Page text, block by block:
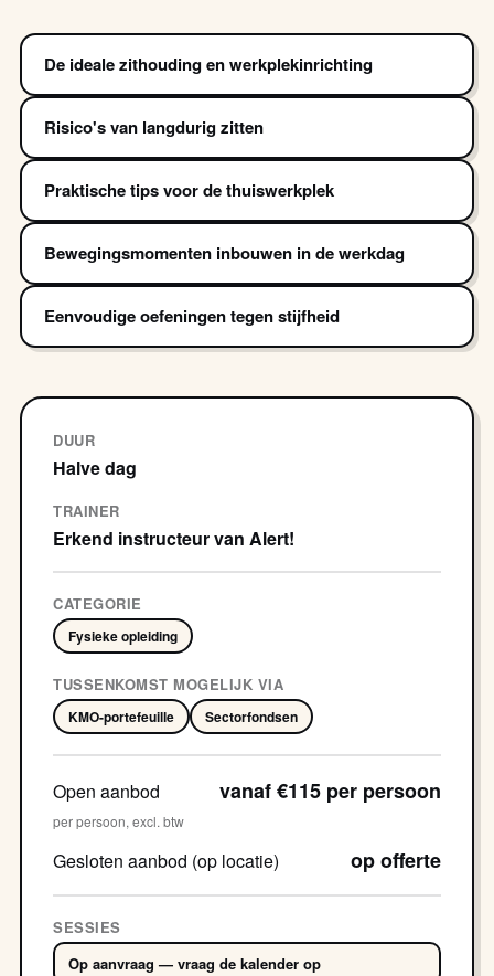
De ideale zithouding en werkplekinrichting
Risico's van langdurig zitten
Praktische tips voor de thuiswerkplek
Bewegingsmomenten inbouwen in de werkdag
Eenvoudige oefeningen tegen stijfheid
DUUR
Halve dag
TRAINER
Erkend instructeur van Alert!
CATEGORIE
Fysieke opleiding
TUSSENKOMST MOGELIJK VIA
KMO-portefeuille Sectorfondsen
Open aanbod vanaf €115 per persoon
per persoon, excl. btw
Gesloten aanbod (op locatie) op offerte
SESSIES
Op aanvraag — vraag de kalender op